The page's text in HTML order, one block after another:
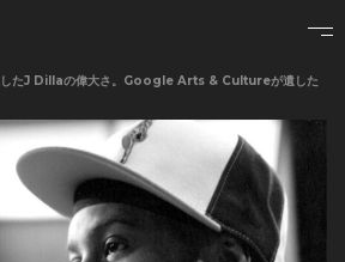
したJ Dillaの偉大さ。Google Arts & Cultureが遺した